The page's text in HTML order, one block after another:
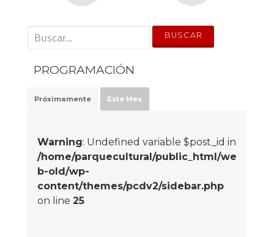
' . __('Search for:') . '
PROGRAMACIÓN
Próximamente Este Mes
Warning: Undefined variable $post_id in
/home/parquecultural/public_html/we
b-old/wp-
content/themes/pcdv2/sidebar.php
on line 25